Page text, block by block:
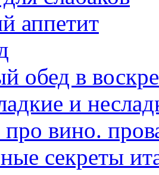
аппетит
обед в
и
про вино.
секреты